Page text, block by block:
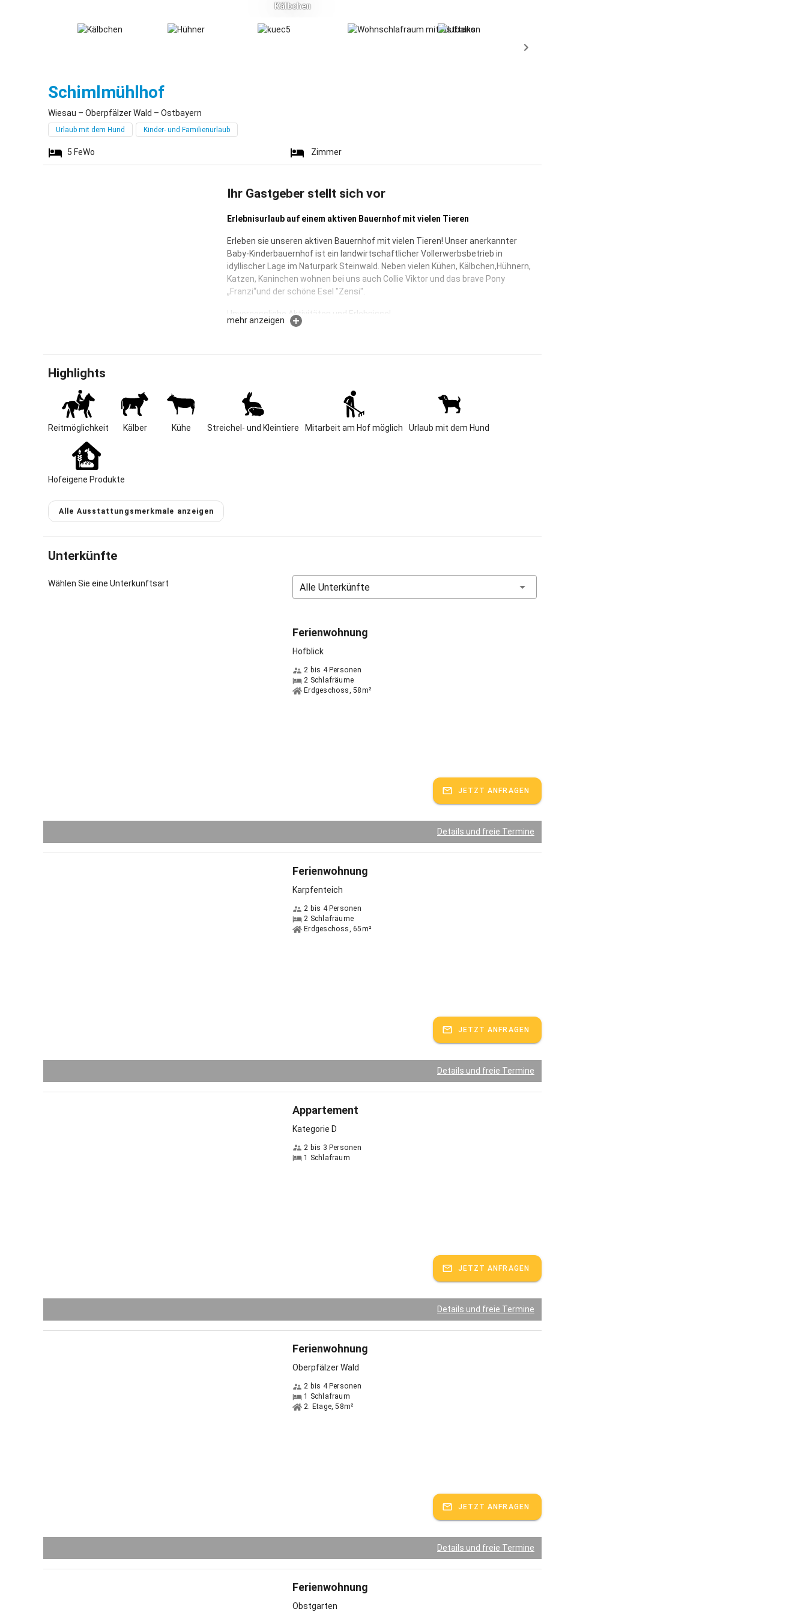
Kälbchen
SchimlmühlhofWiesau
Wiesau – Oberpfälzer Wald – Ostbayern
Urlaub mit dem Hund Kinder- und Familienurlaub
5 FeWo Zimmer
Ihr Gastgeber stellt sich vor
Erlebnisurlaub auf einem aktiven Bauernhof mit vielen Tieren
Erleben sie unseren aktiven Bauernhof mit vielen Tieren! Unser anerkannter
Baby-Kinderbauernhof ist ein landwirtschaftlicher Vollerwerbsbetrieb in
idyllischer Lage im Naturpark Steinwald. Neben vielen Kühen, Kälbchen,Hühnern,
Katzen, Kaninchen wohnen bei uns auch Collie Viktor und das brave Pony
„Franzi“und der schöne Esel "Zensi".
Unvergessliche Aktivitäten und Erlebnisse!
Bauernhofurlaub bleibt ein Erlebnis ganz besonderer Art.
Tiere kennen zulernen und überall aktiv dabei sein zu können.
Hallo Kinder, wenn Ihr Glück habt, erlebt Ihr auch mal die Geburt eines Kälbchens .
Und was das Schönste ist :- hier könnt Ihr neue Freunde finden, denn wir haben
immer viele Kids als Gäste.
hervorragendes Urlaubs- und Erholungsgebiet speziell für Familien, Angler und
Naturfreunde. Die Natur ist hier ein großes Kapital. Eine unberührte Wald- und
Gastgeber spricht:Deutsch, Englisch
mehr anzeigen
Highlights
Reitmöglichkeit Kälber Kühe Streichel- und Kleintiere Mitarbeit am Hof möglich Urlaub mit dem Hund
Hofeigene Produkte
Alle Ausstattungsmerkmale anzeigen
Unterkünfte
Wählen Sie eine Unterkunftsart Alle Unterkünfte
Ferienwohnung
Hofblick
2 bis 4 Personen
2 Schlafräume
Erdgeschoss, 58m²
JETZT ANFRAGEN
Details und freie Termine
Ferienwohnung
Karpfenteich
2 bis 4 Personen
2 Schlafräume
Erdgeschoss, 65m²
JETZT ANFRAGEN
Details und freie Termine
Appartement
Kategorie D
2 bis 3 Personen
1 Schlafraum
JETZT ANFRAGEN
Details und freie Termine
Ferienwohnung
Oberpfälzer Wald
2 bis 4 Personen
1 Schlafraum
2. Etage, 58m²
JETZT ANFRAGEN
Details und freie Termine
Ferienwohnung
Obstgarten